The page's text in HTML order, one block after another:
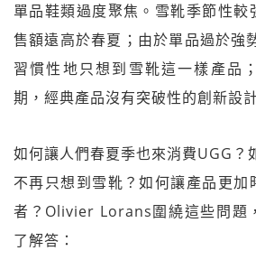
單品鞋類過度聚焦。雪靴季節性較
售額遠高於春夏；由於單品過於強
習慣性地只想到雪靴這一樣產品
期，經典產品沒有突破性的創新設
如何讓人們春夏季也來消費UGG？
不再只想到雪靴？如何讓產品更加
者？Olivier Lorans圍繞這些問題
了解答：